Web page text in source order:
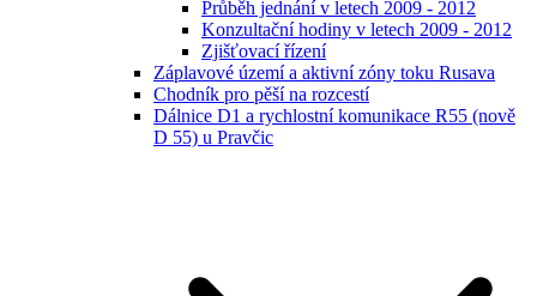
Průběh jednání v letech 2009 - 2012
Konzultační hodiny v letech 2009 - 2012
Zjišťovací řízení
Záplavové území a aktivní zóny toku Rusava
Chodník pro pěší na rozcestí
Dálnice D1 a rychlostní komunikace R55 (nově
D 55) u Pravčic